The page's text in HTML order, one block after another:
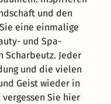
und den
eine einmalige
und Spa-
Scharbeutz. Jeder
und die vielen
Geist wieder in
Sie hier